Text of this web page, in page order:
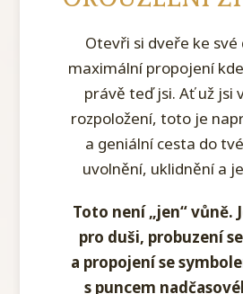
Otevři si dveře ke své
maximální propojení
právě teď jsi. Ať už jsi
rozpoložení, toto je
a geniální cesta do
uvolnění, uklidnění a
Toto není „jen“ vůně.
pro duši, probuzení
a propojení se
s puncem